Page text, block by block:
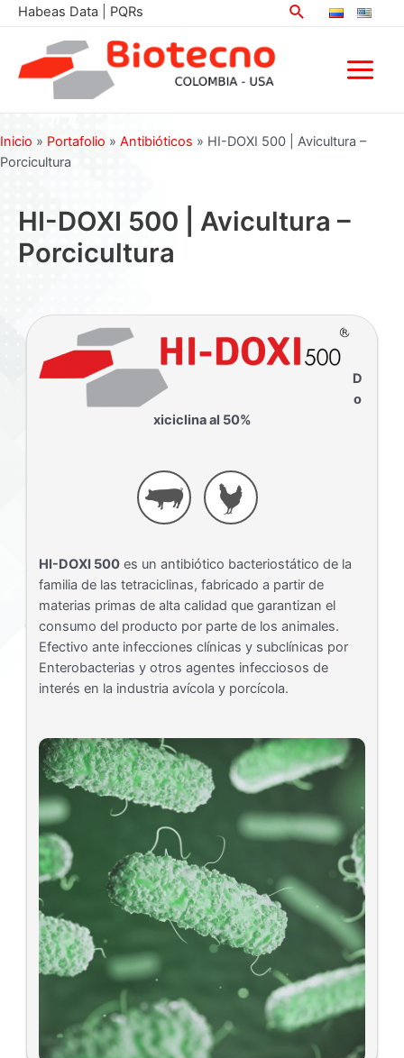
contenido
Habeas Data PQRs Buscar
Main
Inicio » Portafolio » Antibióticos » HI-DOXI 500 | Avicultura –
Porcicultura
HI-DOXI 500 | Avicultura –
Porcicultura
D
o
xiciclina al 50%
HI-DOXI 500 es un antibiótico bacteriostático de la
familia de las tetraciclinas, fabricado a partir de
materias primas de alta calidad que garantizan el
consumo del producto por parte de los animales.
Efectivo ante infecciones clínicas y subclínicas por
Enterobacterias y otros agentes infecciosos de
interés en la industria avícola y porcícola.